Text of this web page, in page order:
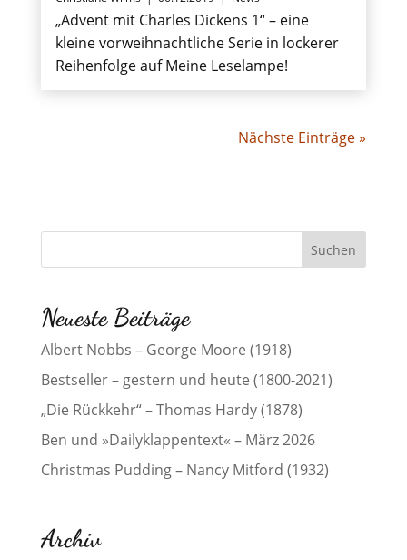
„Advent mit Charles Dickens 1“ – eine
kleine vorweihnachtliche Serie in lockerer
Reihenfolge auf Meine Leselampe!
Nächste Einträge »
Neueste Beiträge
Albert Nobbs – George Moore (1918)
Bestseller – gestern und heute (1800-2021)
„Die Rückkehr“ – Thomas Hardy (1878)
Ben und »Dailyklappentext« – März 2026
Christmas Pudding – Nancy Mitford (1932)
Archiv